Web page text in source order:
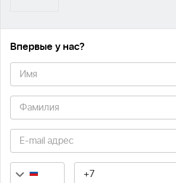
Впервые у нас?